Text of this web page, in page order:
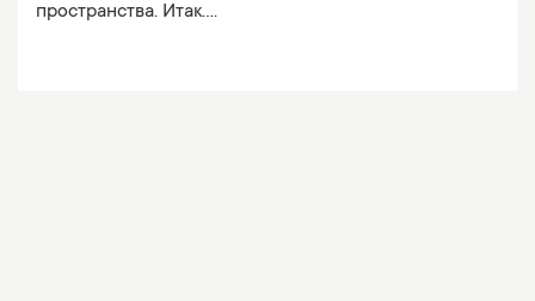
пространства. Итак....